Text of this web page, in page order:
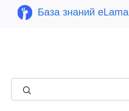
База знаний eLama